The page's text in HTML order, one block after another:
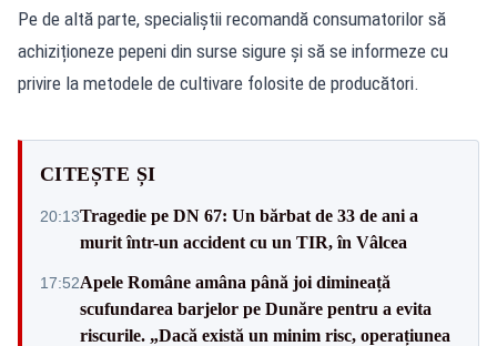
Pe de altă parte, specialiștii recomandă consumatorilor să
achiziționeze pepeni din surse sigure și să se informeze cu
privire la metodele de cultivare folosite de producători.
CITEȘTE ȘI
20:13Tragedie pe DN 67: Un bărbat de 33 de ani a
murit într-un accident cu un TIR, în Vâlcea
17:52Apele Române amâna până joi dimineață
scufundarea barjelor pe Dunăre pentru a evita
riscurile. „Dacă există un minim risc, operațiunea